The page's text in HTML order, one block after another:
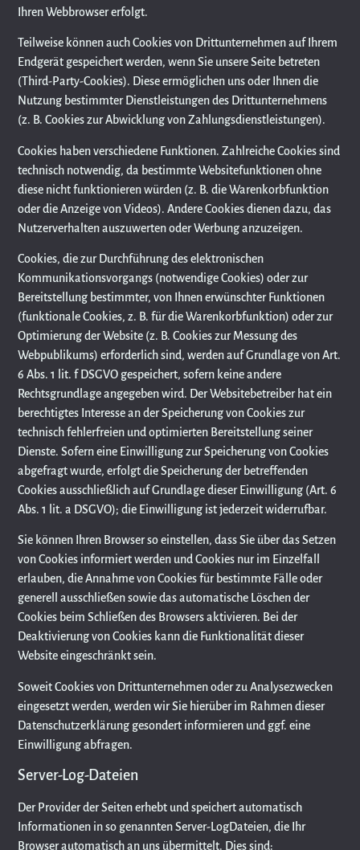
Ihren Webbrowser erfolgt.
Teilweise können auch Cookies von Drittunternehmen auf Ihrem
Endgerät gespeichert werden, wenn Sie unsere Seite betreten
(Third-Party-Cookies). Diese ermöglichen uns oder Ihnen die
Nutzung bestimmter Dienstleistungen des Drittunternehmens
(z. B. Cookies zur Abwicklung von Zahlungsdienstleistungen).
Cookies haben verschiedene Funktionen. Zahlreiche Cookies sind
technisch notwendig, da bestimmte Websitefunktionen ohne
diese nicht funktionieren würden (z. B. die Warenkorbfunktion
oder die Anzeige von Videos). Andere Cookies dienen dazu, das
Nutzerverhalten auszuwerten oder Werbung anzuzeigen.
Cookies, die zur Durchführung des elektronischen
Kommunikationsvorgangs (notwendige Cookies) oder zur
Bereitstellung bestimmter, von Ihnen erwünschter Funktionen
(funktionale Cookies, z. B. für die Warenkorbfunktion) oder zur
Optimierung der Website (z. B. Cookies zur Messung des
Webpublikums) erforderlich sind, werden auf Grundlage von Art.
6 Abs. 1 lit. f DSGVO gespeichert, sofern keine andere
Rechtsgrundlage angegeben wird. Der Websitebetreiber hat ein
berechtigtes Interesse an der Speicherung von Cookies zur
technisch fehlerfreien und optimierten Bereitstellung seiner
Dienste. Sofern eine Einwilligung zur Speicherung von Cookies
abgefragt wurde, erfolgt die Speicherung der betreffenden
Cookies ausschließlich auf Grundlage dieser Einwilligung (Art. 6
Abs. 1 lit. a DSGVO); die Einwilligung ist jederzeit widerrufbar.
Sie können Ihren Browser so einstellen, dass Sie über das Setzen
von Cookies informiert werden und Cookies nur im Einzelfall
erlauben, die Annahme von Cookies für bestimmte Fälle oder
generell ausschließen sowie das automatische Löschen der
Cookies beim Schließen des Browsers aktivieren. Bei der
Deaktivierung von Cookies kann die Funktionalität dieser
Website eingeschränkt sein.
Soweit Cookies von Drittunternehmen oder zu Analysezwecken
eingesetzt werden, werden wir Sie hierüber im Rahmen dieser
Datenschutzerklärung gesondert informieren und ggf. eine
Einwilligung abfragen.
Server-Log-Dateien
Der Provider der Seiten erhebt und speichert automatisch
Informationen in so genannten Server-LogDateien, die Ihr
Browser automatisch an uns übermittelt. Dies sind: